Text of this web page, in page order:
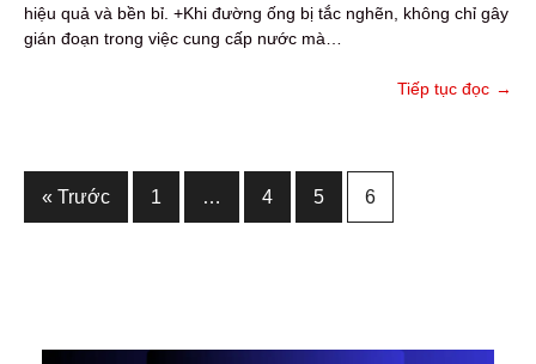
hiệu quả và bền bỉ. +Khi đường ống bị tắc nghẽn, không chỉ gây
gián đoạn trong việc cung cấp nước mà…
Tiếp tục đọc →
Phân
« Trước 1 … 4 5 6